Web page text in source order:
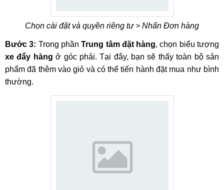
Chọn cài đặt và quyền riêng tư > Nhấn Đơn hàng
Bước 3: Trong phầnTrung tâm đặt hàng, chọn biểu tượng
xe đẩy hàng ở góc phải. Tại đây, bạn sẽ thấy toàn bộ sản
phẩm đã thêm vào giỏ và có thể tiến hành đặt mua như bình
thường.